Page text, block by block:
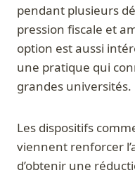
pendant plusieurs
pression fiscale et
option est aussi
une pratique qui
grandes universités.
Les dispositifs
viennent renforcer
d’obtenir une